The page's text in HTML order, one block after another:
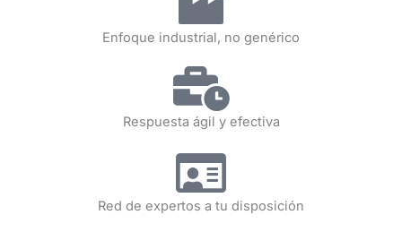
Enfoque industrial, no genérico
Respuesta ágil y efectiva
Red de expertos a tu disposición